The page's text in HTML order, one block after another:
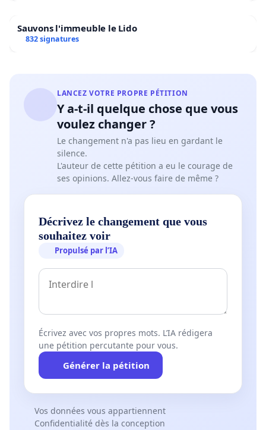
Sauvons l'immeuble le Lido
832 signatures
LANCEZ VOTRE PROPRE PÉTITION
Y a-t-il quelque chose que vous
voulez changer ?
Le changement n'a pas lieu en gardant le
silence.
L'auteur de cette pétition a eu le courage de
ses opinions. Allez-vous faire de même ?
Décrivez le changement que vous
souhaitez voir
Propulsé par l’IA
Écrivez avec vos propres mots. L’IA rédigera
une pétition percutante pour vous.
Générer la pétition
Vos données vous appartiennent
Confidentialité dès la conception